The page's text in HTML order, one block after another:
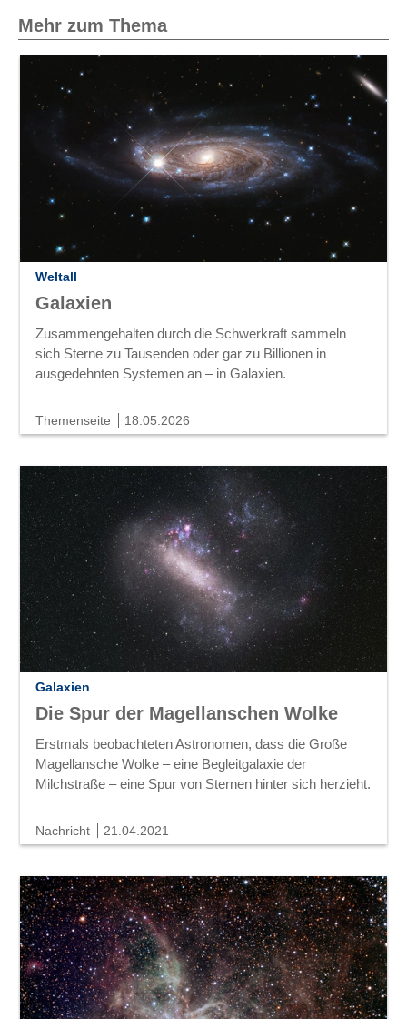
Mehr zum Thema
Weltall
Galaxien
Zusammengehalten durch die Schwerkraft sammeln
sich Sterne zu Tausenden oder gar zu Billionen in
ausgedehnten Systemen an – in Galaxien.
Themenseite 18.05.2026
Galaxien
Die Spur der Magellanschen Wolke
Erstmals beobachteten Astronomen, dass die Große
Magellansche Wolke – eine Begleitgalaxie der
Milchstraße – eine Spur von Sternen hinter sich herzieht.
Nachricht 21.04.2021